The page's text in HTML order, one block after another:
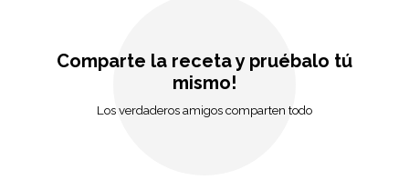
Comparte la receta y pruébalo tú
mismo!
Los verdaderos amigos comparten todo